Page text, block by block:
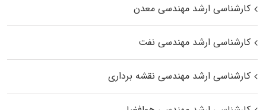
کارشناسی ارشد مهندسی معدن
کارشناسی ارشد مهندسی نفت
کارشناسی ارشد مهندسی نقشه برداری